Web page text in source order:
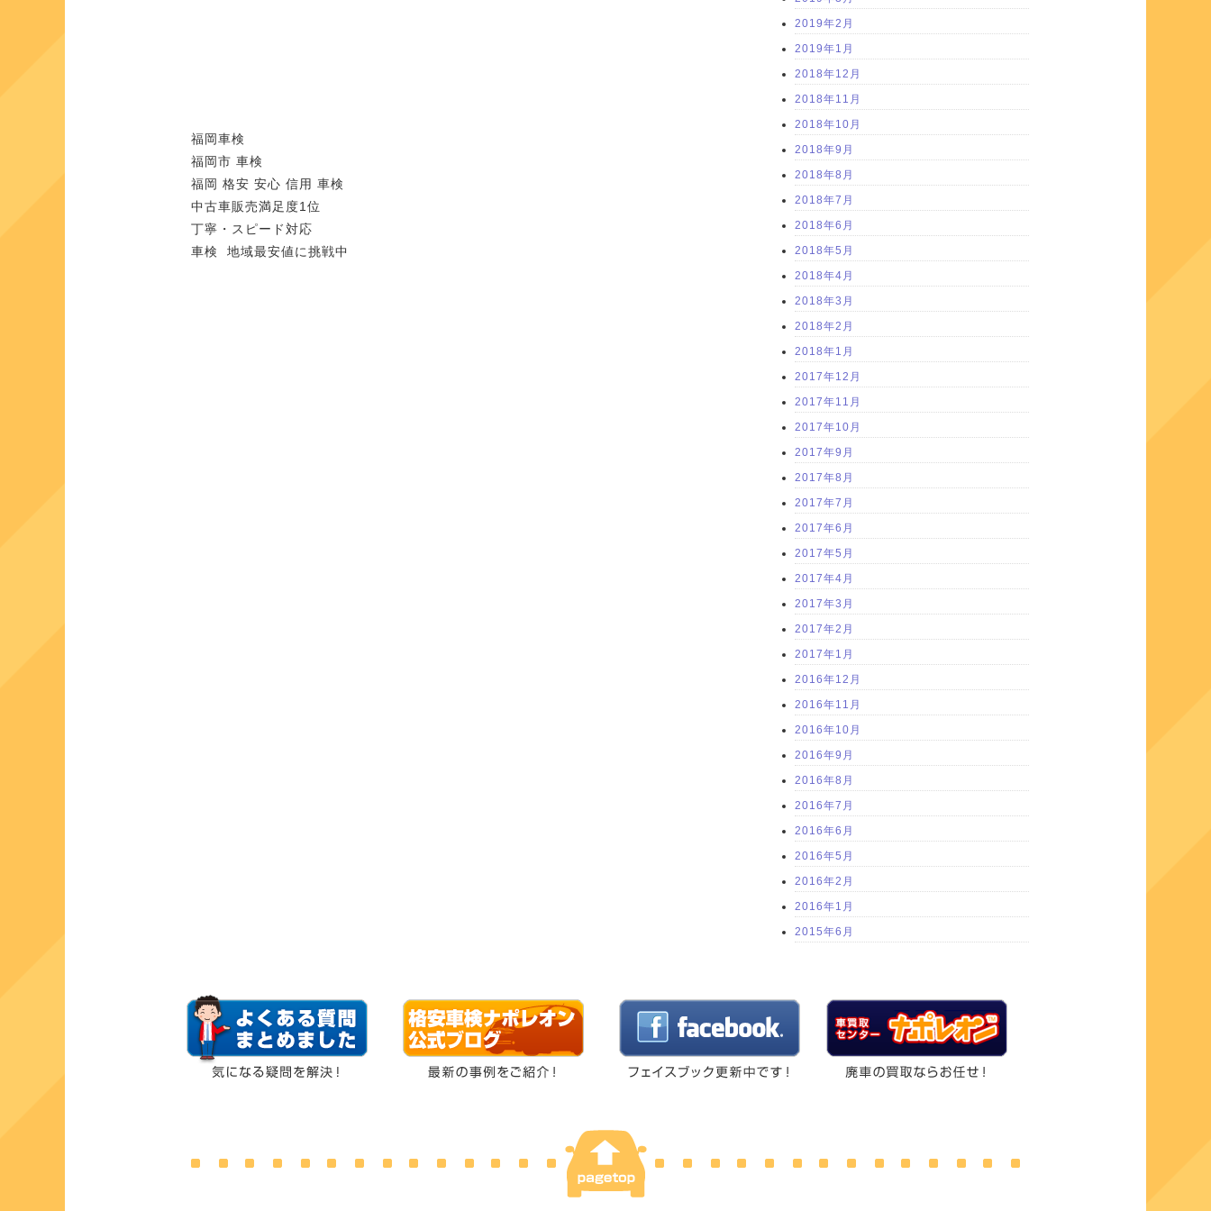
福岡車検
福岡市 車検
福岡 格安 安心 信用 車検
中古車販売満足度1位
丁寧・スピード対応
車検 地域最安値に挑戦中
2019年2月
2019年1月
2018年12月
2018年11月
2018年10月
2018年9月
2018年8月
2018年7月
2018年6月
2018年5月
2018年4月
2018年3月
2018年2月
2018年1月
2017年12月
2017年11月
2017年10月
2017年9月
2017年8月
2017年7月
2017年6月
2017年5月
2017年4月
2017年3月
2017年2月
2017年1月
2016年12月
2016年11月
2016年10月
2016年9月
2016年8月
2016年7月
2016年6月
2016年5月
2016年2月
2016年1月
2015年6月